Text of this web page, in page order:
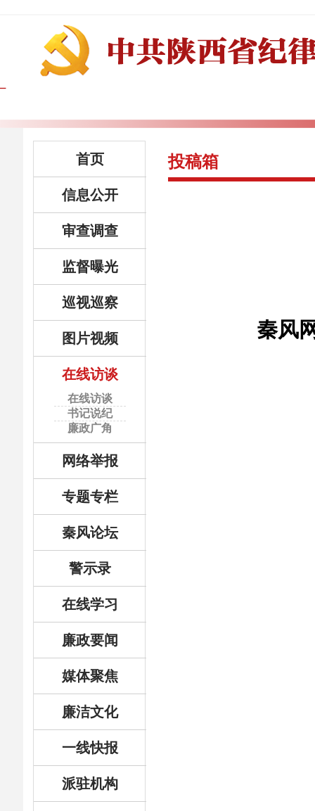
首页
信息公开
审查调查
监督曝光
巡视巡察
图片视频
在线访谈
在线访谈
书记说纪
廉政广角
网络举报
专题专栏
秦风论坛
警示录
在线学习
廉政要闻
媒体聚焦
廉洁文化
一线快报
派驻机构
投稿箱
秦风